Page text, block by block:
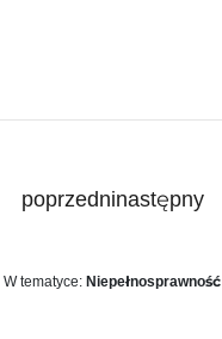
poprzedninastępny
W tematyce: Niepełnosprawność